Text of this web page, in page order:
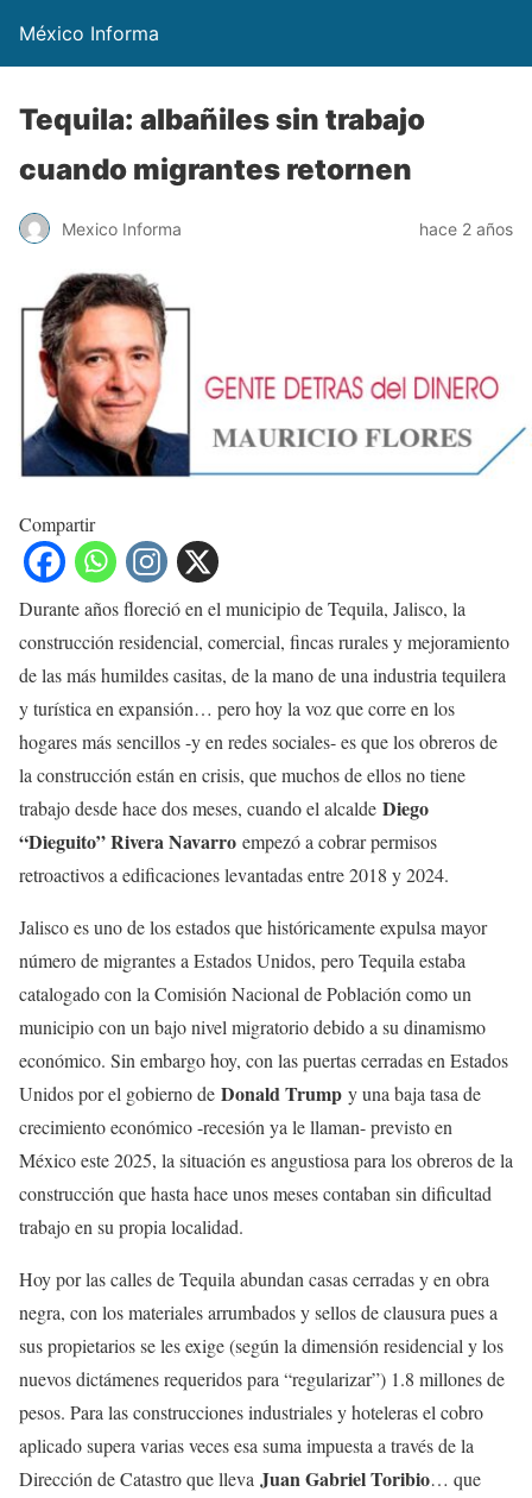
México Informa
Tequila: albañiles sin trabajo
cuando migrantes retornen
Mexico Informa hace 2 años
Compartir
Durante años floreció en el municipio de Tequila, Jalisco, la
construcción residencial, comercial, fincas rurales y mejoramiento
de las más humildes casitas, de la mano de una industria tequilera
y turística en expansión… pero hoy la voz que corre en los
hogares más sencillos -y en redes sociales- es que los obreros de
la construcción están en crisis, que muchos de ellos no tiene
trabajo desde hace dos meses, cuando el alcalde Diego
“Dieguito” Rivera Navarro empezó a cobrar permisos
retroactivos a edificaciones levantadas entre 2018 y 2024.
Jalisco es uno de los estados que históricamente expulsa mayor
número de migrantes a Estados Unidos, pero Tequila estaba
catalogado con la Comisión Nacional de Población como un
municipio con un bajo nivel migratorio debido a su dinamismo
económico. Sin embargo hoy, con las puertas cerradas en Estados
Unidos por el gobierno de Donald Trump y una baja tasa de
crecimiento económico -recesión ya le llaman- previsto en
México este 2025, la situación es angustiosa para los obreros de la
construcción que hasta hace unos meses contaban sin dificultad
trabajo en su propia localidad.
Hoy por las calles de Tequila abundan casas cerradas y en obra
negra, con los materiales arrumbados y sellos de clausura pues a
sus propietarios se les exige (según la dimensión residencial y los
nuevos dictámenes requeridos para “regularizar”) 1.8 millones de
pesos. Para las construcciones industriales y hoteleras el cobro
aplicado supera varias veces esa suma impuesta a través de la
Dirección de Catastro que lleva Juan Gabriel Toribio… que